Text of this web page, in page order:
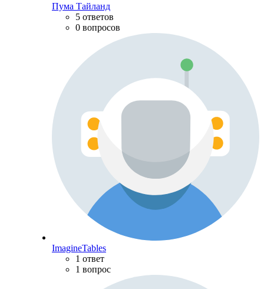
Пума Тайланд
5 ответов
0 вопросов
ImagineTables
1 ответ
1 вопрос